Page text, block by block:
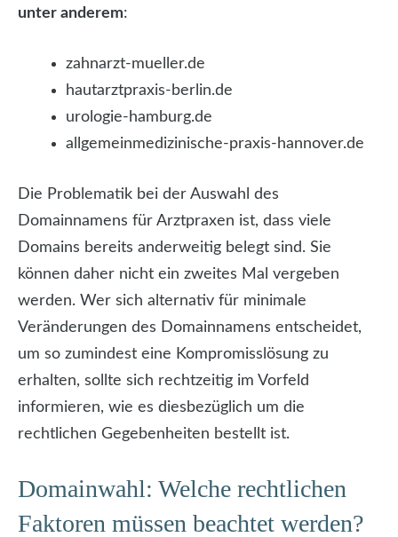
unter anderem:
zahnarzt-mueller.de
hautarztpraxis-berlin.de
urologie-hamburg.de
allgemeinmedizinische-praxis-hannover.de
Die Problematik bei der Auswahl des
Domainnamens für Arztpraxen ist, dass viele
Domains bereits anderweitig belegt sind. Sie
können daher nicht ein zweites Mal vergeben
werden. Wer sich alternativ für minimale
Veränderungen des Domainnamens entscheidet,
um so zumindest eine Kompromisslösung zu
erhalten, sollte sich rechtzeitig im Vorfeld
informieren, wie es diesbezüglich um die
rechtlichen Gegebenheiten bestellt ist.
Domainwahl: Welche rechtlichen
Faktoren müssen beachtet werden?